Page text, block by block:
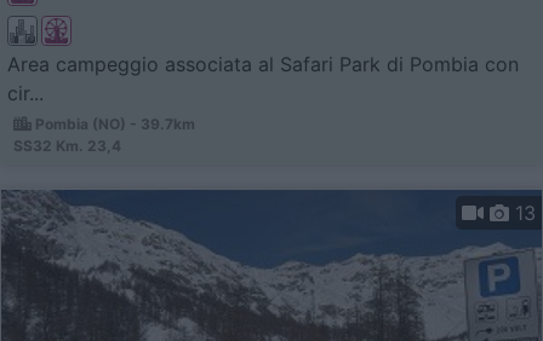
Area campeggio associata al Safari Park di Pombia con
cir...
Pombia (NO) - 39.7km
SS32 Km. 23,4
13